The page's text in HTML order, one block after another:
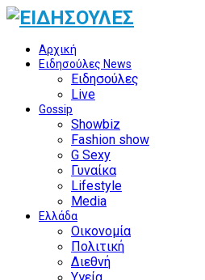
Αρχική
Ειδησούλες News
Ειδησούλες
Live
Gossip
Showbiz
Fashion show
G Sexy
Γυναίκα
Lifestyle
Media
Ελλάδα
Οικονομία
Πολιτική
Διεθνή